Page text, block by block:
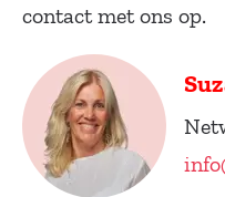
contact met ons op.